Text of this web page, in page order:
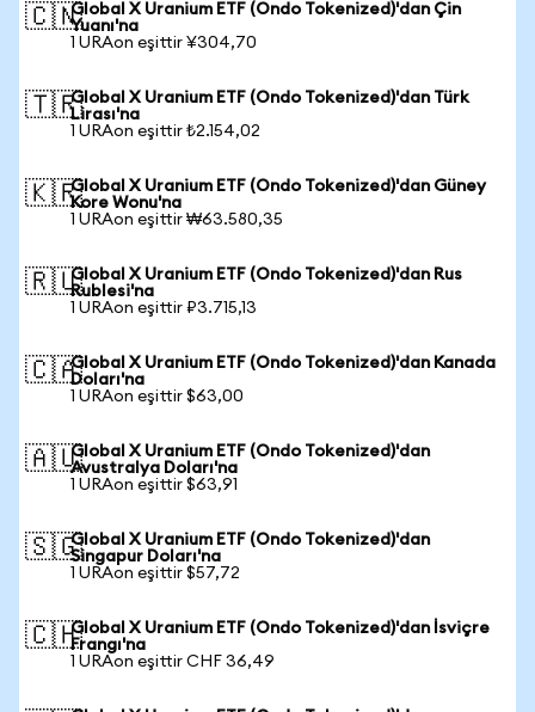
🇨🇳Global X Uranium ETF (Ondo Tokenized)'dan Çin
Yuanı'na
1 URAon eşittir ¥304,70
🇹🇷Global X Uranium ETF (Ondo Tokenized)'dan Türk
Lirası'na
1 URAon eşittir ₺2.154,02
🇰🇷Global X Uranium ETF (Ondo Tokenized)'dan Güney
Kore Wonu'na
1 URAon eşittir ₩63.580,35
🇷🇺Global X Uranium ETF (Ondo Tokenized)'dan Rus
Rublesi'na
1 URAon eşittir ₽3.715,13
🇨🇦Global X Uranium ETF (Ondo Tokenized)'dan Kanada
Doları'na
1 URAon eşittir $63,00
🇦🇺Global X Uranium ETF (Ondo Tokenized)'dan
Avustralya Doları'na
1 URAon eşittir $63,91
🇸🇬Global X Uranium ETF (Ondo Tokenized)'dan
Singapur Doları'na
1 URAon eşittir $57,72
🇨🇭Global X Uranium ETF (Ondo Tokenized)'dan İsviçre
Frangı'na
1 URAon eşittir CHF 36,49